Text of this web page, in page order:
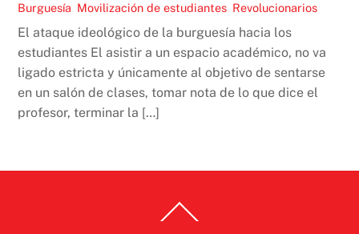
Burguesía Movilización de estudiantes Revolucionarios
El ataque ideológico de la burguesía hacia los
estudiantes El asistir a un espacio académico, no va
ligado estricta y únicamente al objetivo de sentarse
en un salón de clases, tomar nota de lo que dice el
profesor, terminar la […]
To